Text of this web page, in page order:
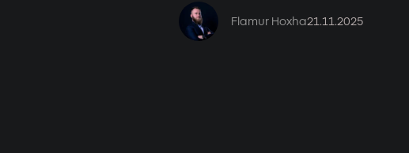
Flamur Hoxha21.11.2025